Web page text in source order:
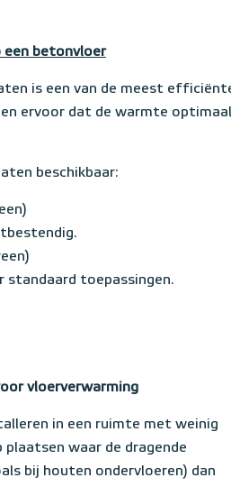
een betonvloer
is een van de meest
ervoor dat de warmte optimaal
beschikbaar:
standaard toepassingen.
vloerverwarming
in een ruimte met weinig
waar de dragende
bij houten ondervloeren) dan